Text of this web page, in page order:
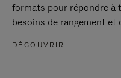
formats pour répondre à
besoins de rangement et
DÉCOUVRIR